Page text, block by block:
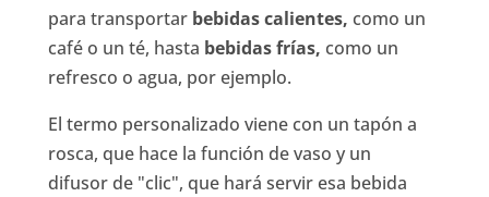
para transportar bebidas calientes, como un
café o un té, hasta bebidas frías, como un
refresco o agua, por ejemplo.
El termo personalizado viene con un tapón a
rosca, que hace la función de vaso y un
difusor de "clic", que hará servir esa bebida